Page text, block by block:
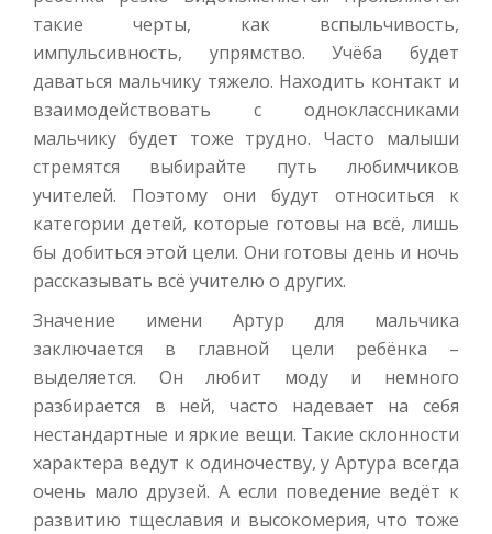
такие черты, как вспыльчивость,
импульсивность, упрямство. Учёба будет
даваться мальчику тяжело. Находить контакт и
взаимодействовать с одноклассниками
мальчику будет тоже трудно. Часто малыши
стремятся выбирайте путь любимчиков
учителей. Поэтому они будут относиться к
категории детей, которые готовы на всё, лишь
бы добиться этой цели. Они готовы день и ночь
рассказывать всё учителю о других.
Значение имени Артур для мальчика
заключается в главной цели ребёнка –
выделяется. Он любит моду и немного
разбирается в ней, часто надевает на себя
нестандартные и яркие вещи. Такие склонности
характера ведут к одиночеству, у Артура всегда
очень мало друзей. А если поведение ведёт к
развитию тщеславия и высокомерия, что тоже